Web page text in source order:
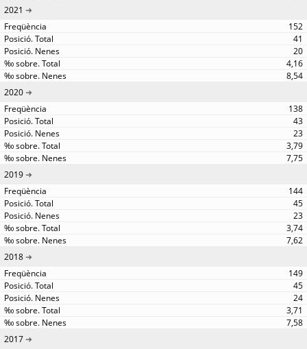
2021
152
41
20
4,16
8,54
2020
138
43
23
3,79
7,75
2019
144
45
23
3,74
7,62
2018
149
45
24
3,71
7,58
2017